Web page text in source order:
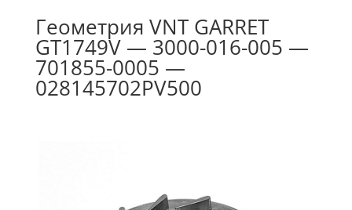
Геометрия VNT GARRET
GT1749V — 3000-016-005 —
701855-0005 —
028145702PV500